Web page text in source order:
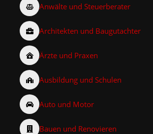
Anwälte und Steuerberater
Architekten und Baugutachter
Ärzte und Praxen
Ausbildung und Schulen
Auto und Motor
Bauen und Renovieren